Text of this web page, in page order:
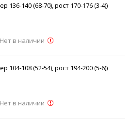
140 (68-70), рост 170-176 (3-4))
Нет в наличии
108 (52-54), рост 194-200 (5-6))
Нет в наличии